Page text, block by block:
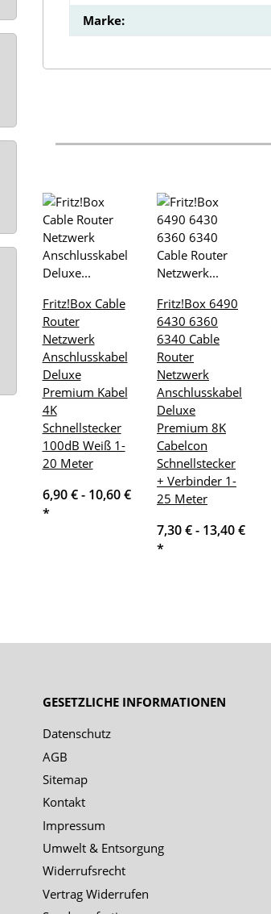
Marke:
Fritz!Box Cable
Router
Netzwerk
Anschlusskabel
Deluxe
Premium Kabel
4K
Schnellstecker
100dB Weiß 1-
20 Meter
6,90 € - 10,60 €
*
Fritz!Box 6490
6430 6360
6340 Cable
Router
Netzwerk
Anschlusskabel
Deluxe
Premium 8K
Cabelcon
Schnellstecker
+ Verbinder 1-
25 Meter
7,30 € - 13,40 €
*
GESETZLICHE INFORMATIONEN
Datenschutz
AGB
Sitemap
Kontakt
Impressum
Umwelt & Entsorgung
Widerrufsrecht
Vertrag Widerrufen